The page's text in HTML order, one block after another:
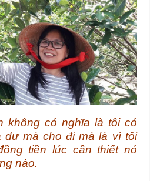
không có nghĩa là tôi có
dư mà cho đi mà là vì tôi
tiền lúc cần thiết nó
nào.